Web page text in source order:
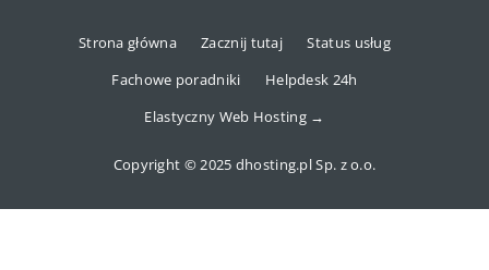
Strona główna Zacznij tutaj
Status usług
Fachowe poradniki
Helpdesk 24h
Elastyczny Web Hosting →
Copyright © 2025 dhosting.pl Sp. z o.o.